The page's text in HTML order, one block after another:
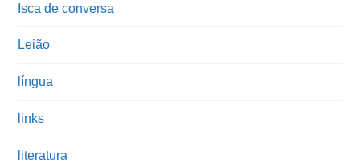
Isca de conversa
Leião
língua
links
literatura